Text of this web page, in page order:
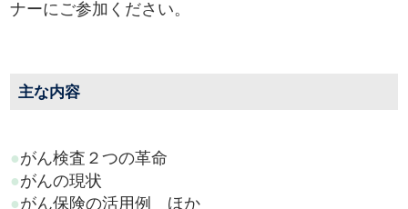
ナーにご参加ください。
主な内容
●がん検査２つの革命
●がんの現状
●がん保険の活用例 ほか